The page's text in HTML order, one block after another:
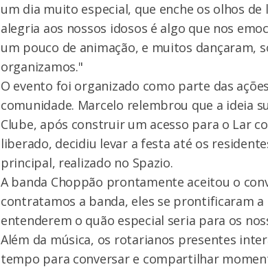
um dia muito especial, que enche os olhos
alegria aos nossos idosos é algo que nos
um pouco de animação, e muitos
organizamos."
O evento foi organizado como parte das
comunidade. Marcelo relembrou que a ideia
Clube, após construir um acesso para o Lar
liberado, decidiu levar a festa até os
principal, realizado no Spazio.
A banda Choppão prontamente aceitou o
contratamos a banda, eles se prontificaram
entenderem o quão especial seria para os
Além da música, os rotarianos presentes
tempo para conversar e compartilhar